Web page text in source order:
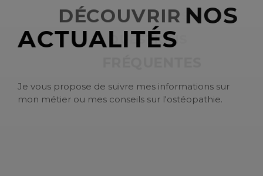
COUVRIR NOS
ACTUALITÉS
mon métier ou mes conseils sur l'ostéopathie.